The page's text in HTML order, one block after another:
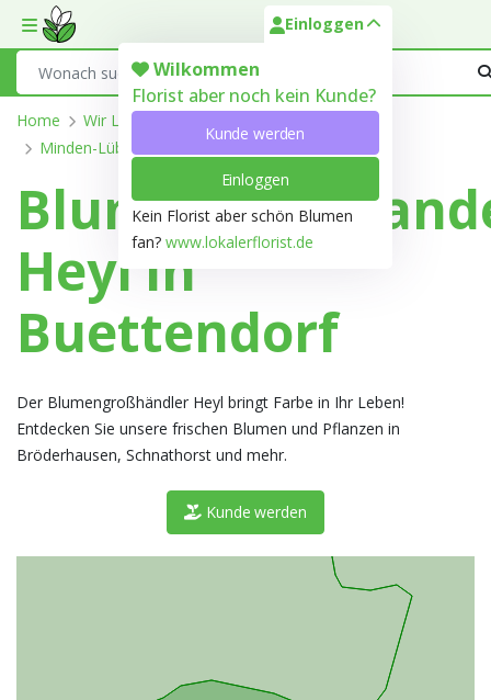
Toggle mobile menu
Einloggen
Wilkommen
Florist aber noch kein Kunde?
Kunde werden
Einloggen
Kein Florist aber schön Blumen
fan? www.lokalerflorist.de
Home Wir Liefern
Minden-Lübbecke
Heyl in
Buettendorf
Der Blumengroßhändler Heyl bringt Farbe in Ihr Leben!
Entdecken Sie unsere frischen Blumen und Pflanzen in
Bröderhausen, Schnathorst und mehr.
Kunde werden